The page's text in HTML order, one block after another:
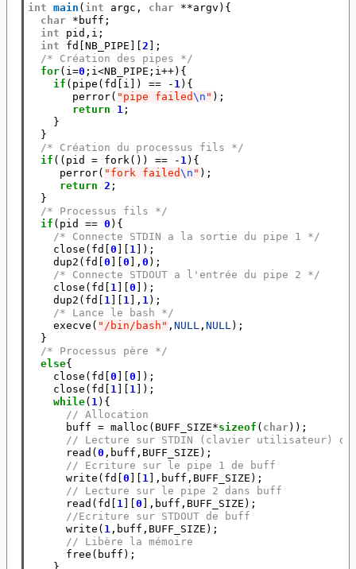
int main ( int argc , char **argv ){
char * buff ;
int
pid , i ;
int
fd NB_PIPE 2 ];
/* Création des pipes */
for( i =0 ; i <NB_PIPE ; i ++){
if ( pipe ( fd i ]) == - 1 ){
perror( "pipe failed\n " );
return
1 ;
}
}
/* Création du processus fils */
if (( pid = fork ()) == - 1 ){
perror( "fork failed\n " );
return
2 ;
}
/* Processus fils */
if ( pid == 0 ){
/* Connecte STDIN a la sortie du pipe 1 */
close ( fd 0 1
]);
dup2 ( fd 0 0 ], 0 );
/* Connecte STDOUT a l'entrée du pipe 2 */
close ( fd 1 0 ]);
dup2 ( fd 1 1 ], 1 );
/* Lance le bash */
execve ( "/bin/bash" , NULL , NULL );
}
/* Processus père */
else{
close ( fd 0 0 ]);
close ( fd 1 1
]);
while( 1 ){
// Allocation
buff = malloc ( BUFF_SIZE*sizeof ( char));
// Lecture sur STDIN (clavier utilisateur)
read ( 0 , buff , BUFF_SIZE );
// Ecriture sur le pipe 1 de buff
write ( fd 0 1 ], buff , BUFF_SIZE );
// Lecture sur le pipe 2 dans buff
read ( fd 1 0 ], buff , BUFF_SIZE );
//Ecriture sur STDOUT de buff
write ( 1 , buff , BUFF_SIZE );
// Libère la mémoire
free ( buff );